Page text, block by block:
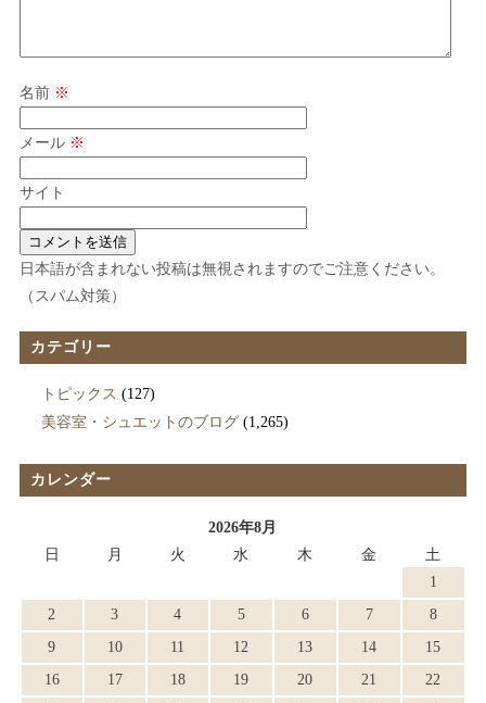
名前 ※
メール ※
サイト
日本語が含まれない投稿は無視されますのでご注意ください。
（スパム対策）
カテゴリー
トピックス (127)
美容室・シュエットのブログ(1,265)
カレンダー
2026年8月
日
月 火 水 木 金
土
1
2
3 4 5 6 7
8
9
10 11 12 13 14
15
16
17 18 19 20 21
22